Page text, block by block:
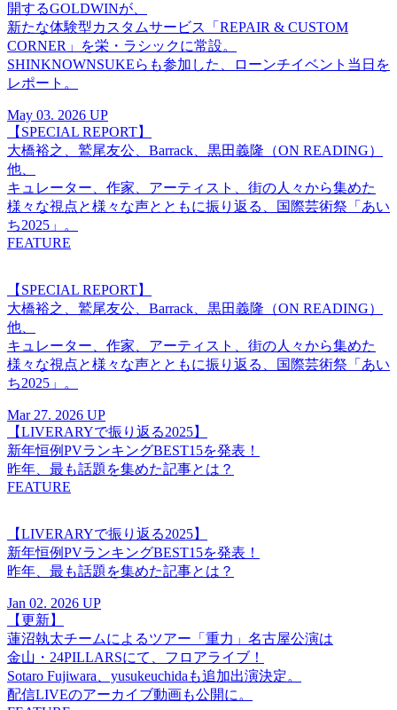
開するGOLDWINが、
新たな体験型カスタムサービス「REPAIR & CUSTOM
CORNER」を栄・ラシックに常設。
SHINKNOWNSUKEらも参加した、ローンチイベント当日を
レポート。
May 03. 2026 UP
【SPECIAL REPORT】
大橋裕之、鷲尾友公、Barrack、黒田義隆（ON READING）
他、
キュレーター、作家、アーティスト、街の人々から集めた
様々な視点と様々な声とともに振り返る、国際芸術祭「あい
ち2025」。
FEATURE
【SPECIAL REPORT】
大橋裕之、鷲尾友公、Barrack、黒田義隆（ON READING）
他、
キュレーター、作家、アーティスト、街の人々から集めた
様々な視点と様々な声とともに振り返る、国際芸術祭「あい
ち2025」。
Mar 27. 2026 UP
【LIVERARYで振り返る2025】
新年恒例PVランキングBEST15を発表！
昨年、最も話題を集めた記事とは？
FEATURE
【LIVERARYで振り返る2025】
新年恒例PVランキングBEST15を発表！
昨年、最も話題を集めた記事とは？
Jan 02. 2026 UP
【更新】
蓮沼執太チームによるツアー「重力」名古屋公演は
金山・24PILLARSにて、フロアライブ！
Sotaro Fujiwara、yusukeuchidaも追加出演決定。
配信LIVEのアーカイブ動画も公開に。